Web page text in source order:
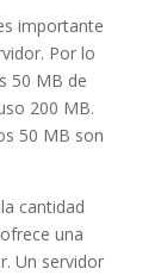
importante
Por lo
50 MB de
200 MB.
50 MB son
cantidad
una
Un servidor